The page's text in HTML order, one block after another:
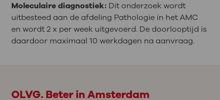
Moleculaire diagnostiek:Dit onderzoek wordt
uitbesteed aan de afdeling Pathologie in het AMC
en wordt 2 x per week uitgevoerd. De doorlooptijd is
daardoor maximaal 10 werkdagen na aanvraag.
OLVG. Beter in Amsterdam